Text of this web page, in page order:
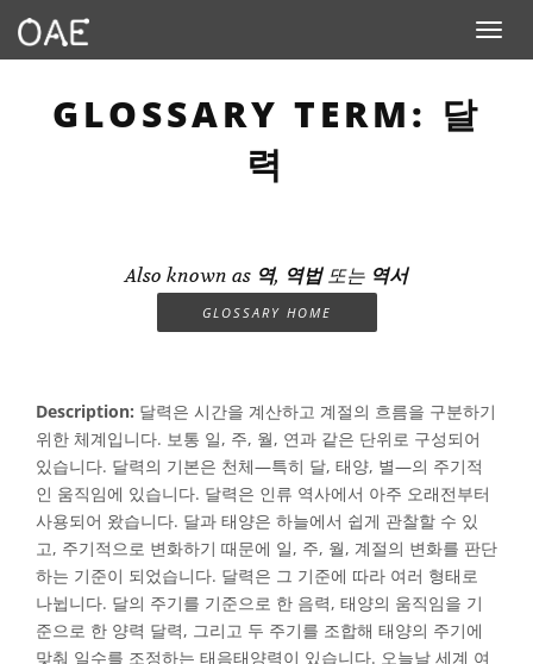
Toggle
GLOSSARY TERM: 달
력
Also known as 역, 역법또는 역서
GLOSSARY HOME
Description: 달력은 시간을 계산하고 계절의 흐름을 구분하기
위한 체계입니다. 보통 일, 주, 월, 연과 같은 단위로 구성되어
있습니다. 달력의 기본은 천체—특히 달, 태양, 별—의 주기적
인 움직임에 있습니다. 달력은 인류 역사에서 아주 오래전부터
사용되어 왔습니다. 달과 태양은 하늘에서 쉽게 관찰할 수 있
고, 주기적으로 변화하기 때문에 일, 주, 월, 계절의 변화를 판단
하는 기준이 되었습니다. 달력은 그 기준에 따라 여러 형태로
나뉩니다. 달의 주기를 기준으로 한 음력, 태양의 움직임을 기
준으로 한 양력 달력, 그리고 두 주기를 조합해 태양의 주기에
맞춰 일수를 조정하는 태음태양력이 있습니다. 오늘날 세계 여